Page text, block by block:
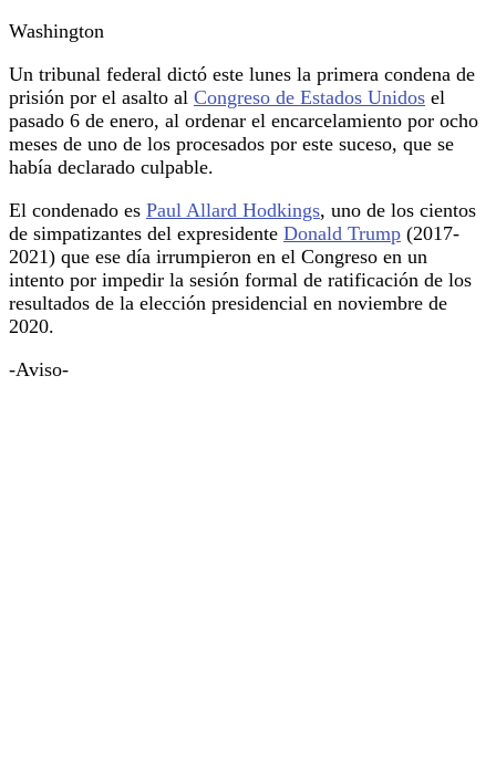
Washington
Un tribunal federal dictó este lunes la primera condena de
prisión por el asalto al Congreso de Estados Unidos el
pasado 6 de enero, al ordenar el encarcelamiento por ocho
meses de uno de los procesados por este suceso, que se
había declarado culpable.
El condenado es Paul Allard Hodkings, uno de los cientos
de simpatizantes del expresidente Donald Trump (2017-
2021) que ese día irrumpieron en el Congreso en un
intento por impedir la sesión formal de ratificación de los
resultados de la elección presidencial en noviembre de
2020.
-Aviso-